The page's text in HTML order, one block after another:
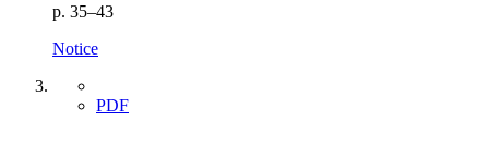
p. 35–43
Notice
PDF